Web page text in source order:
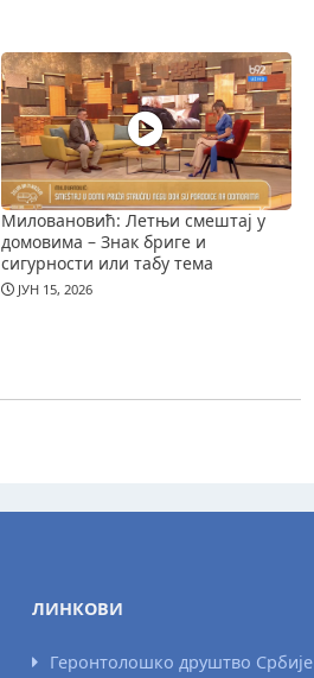
Миловановић: Летњи смештај у
домовима – Знак бриге и
сигурности или табу тема
ЈУН 15, 2026
ЛИНКОВИ
Геронтолошко друштво Србије